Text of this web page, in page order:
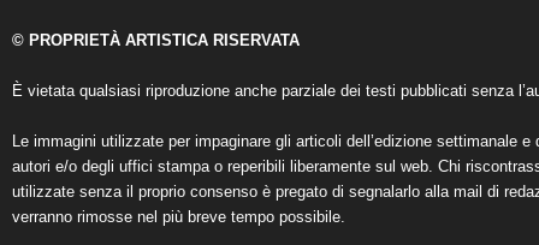
© PROPRIETÀ ARTISTICA RISERVATA
È vietata qualsiasi riproduzione anche parziale dei testi pubblicati senza
Le immagini utilizzate per impaginare gli articoli dell’edizione settimanale
autori e/o degli uffici stampa o reperibili liberamente sul web. Chi
utilizzate senza il proprio consenso è pregato di segnalarlo alla mail di
verranno rimosse nel più breve tempo possibile.